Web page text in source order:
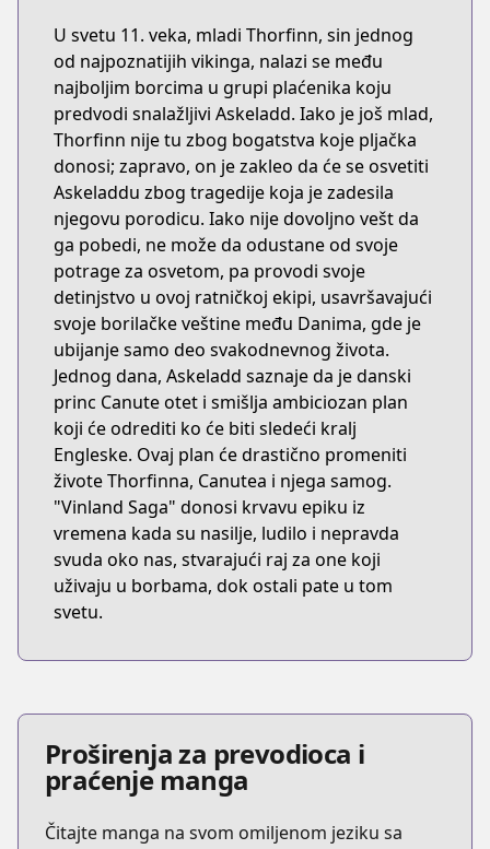
U svetu 11. veka, mladi Thorfinn, sin jednog
od najpoznatijih vikinga, nalazi se među
najboljim borcima u grupi plaćenika koju
predvodi snalažljivi Askeladd. Iako je još mlad,
Thorfinn nije tu zbog bogatstva koje pljačka
donosi; zapravo, on je zakleo da će se osvetiti
Askeladdu zbog tragedije koja je zadesila
njegovu porodicu. Iako nije dovoljno vešt da
ga pobedi, ne može da odustane od svoje
potrage za osvetom, pa provodi svoje
detinjstvo u ovoj ratničkoj ekipi, usavršavajući
svoje borilačke veštine među Danima, gde je
ubijanje samo deo svakodnevnog života.
Jednog dana, Askeladd saznaje da je danski
princ Canute otet i smišlja ambiciozan plan
koji će odrediti ko će biti sledeći kralj
Engleske. Ovaj plan će drastično promeniti
živote Thorfinna, Canutea i njega samog.
"Vinland Saga" donosi krvavu epiku iz
vremena kada su nasilje, ludilo i nepravda
svuda oko nas, stvarajući raj za one koji
uživaju u borbama, dok ostali pate u tom
svetu.
Proširenja za prevodioca i
praćenje manga
Čitajte manga na svom omiljenom jeziku sa